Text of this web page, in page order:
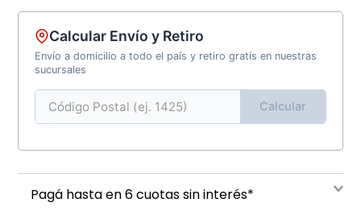
Calcular Envío y Retiro
Envío a domicilio a todo el país y retiro gratis en nuestras
sucursales
Calcular
Pagá hasta en 6 cuotas sin interés*